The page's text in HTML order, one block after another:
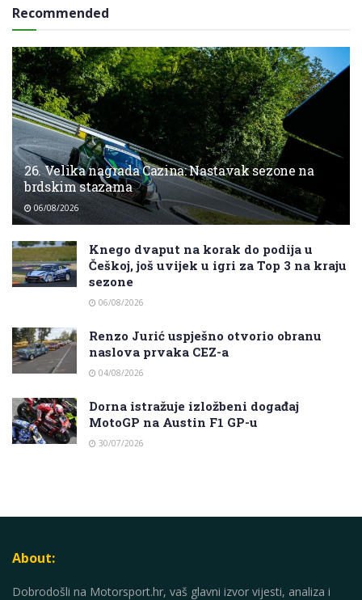
Recommended
26. Velika nagrada Cazina: Nastavak sezone na
brdskim stazama
06/08/2026
Knego dvaput na korak do podija u
Češkoj, još uvijek u igri za Top 3 na kraju
sezone
06/08/2026
Renzo Jurić uspješno otvorio obranu
naslova prvaka CEZ-a
04/08/2026
Dorna istražuje izložbeni događaj
MotoGP na Austin F1 GP-u
30/07/2026
About:
Dobrodošli na Motorsport.hr, vaš glavni izvor vijesti, analiza i